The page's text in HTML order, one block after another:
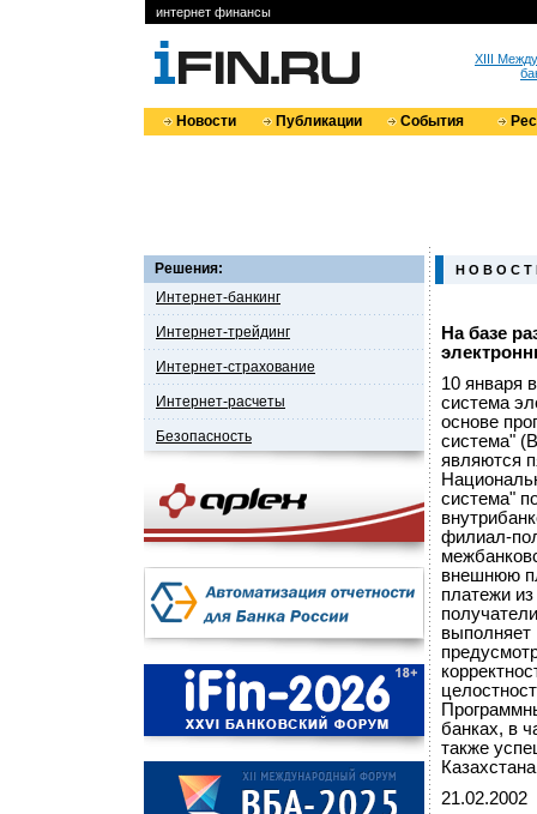
интернет финансы
XIII
Новости Публикации События
Решения:
Интернет-банкинг
Интернет-трейдинг
Интернет-страхование
Интернет-расчеты
Безопасность
Н О В О С Т
На базе
10 января
система
основе
система"
являются
система"
филиал-
внешнюю
платежи
выполняет
банках, в
также
21.02.2002